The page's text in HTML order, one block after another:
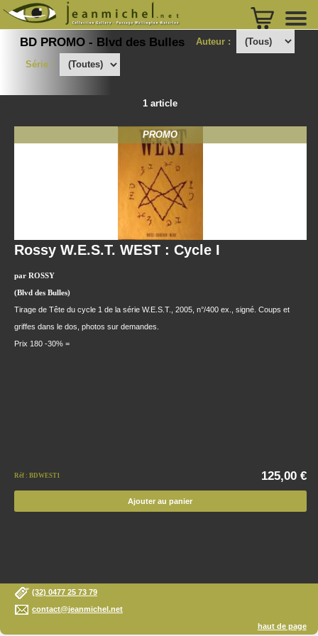
BD PROMO - Blvd des Bulles Auteur :
Série :
1 article
PROMO
Rossy W.E.S.T. WEST : Cycle I
par ROSSY
(Blvd des Bulles)
Tirage de Tête du cycle 1 de la série W.E.S.T., 2005, n°/400 ex., signé. Coups et
griffes dans le dos, photos sur demandes.
Prix 180 -30% =
Réf : BDWEST1 125,00 €
Ajouter au panier
(32) 0477 25 73 79
contact@jeanmichel.net
haut de page